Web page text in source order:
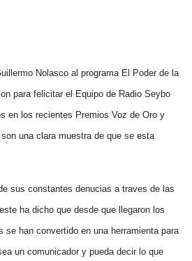
Nolasco al programa El Poder de la
para felicitar el Equipo de Radio Seybo
en los recientes Premios Voz de Oro y
una clara muestra de que se esta
sus constantes denucias a traves de las
ha dicho que desde que llegaron los
se han convertido en una herramienta para
un comunicador y pueda decir lo que